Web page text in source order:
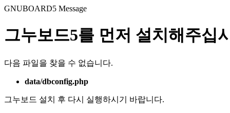
GNUBOARD5 Message
그누보드5를 먼저 설치해주십
다음 파일을 찾을 수 없습니다.
data/dbconfig.php
그누보드 설치 후 다시 실행하시기 바랍니다.